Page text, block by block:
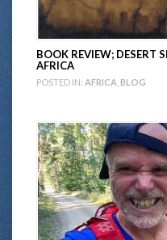
BOOK REVIEW; DESERT
AFRICA
POSTED IN: AFRICA BLOG